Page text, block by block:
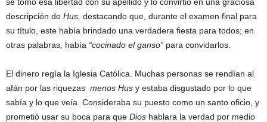
descripción de Hus, destacando que, durante el examen final para
su título, este había brindado una verdadera fiesta para todos; en
otras palabras, había “cocinado el ganso” para convidarlos.
El dinero regía la Iglesia Católica. Muchas personas se rendían al
afán por las riquezas menos Hus y estaba disgustado por lo que
sabía y lo que veía. Consideraba su puesto como un santo oficio, y
prometió usar su boca para que Dios hablara la verdad por medio